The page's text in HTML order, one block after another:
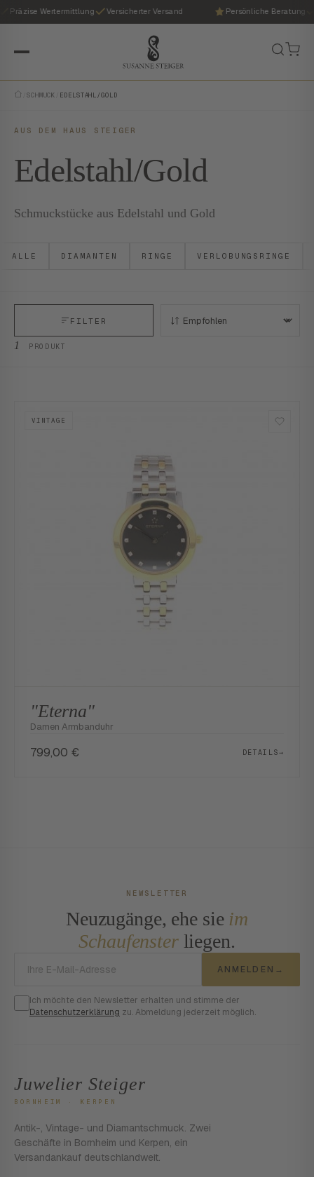
Präzise Wertermittlung Versicherter Versand Persönliche Beratung
SCHMUCK EDELSTAHL/GOLD
AUS DEM HAUS STEIGER
Edelstahl/Gold
Schmuckstücke aus Edelstahl und Gold
ALLE DIAMANTEN RINGE VERLOBUNGSRINGE
1 PRODUKT
FILTER SORTIEREN:
VINTAGE
"Eterna"
Damen Armbanduhr
799,00 € DETAILS→
NEWSLETTER
Neuzugänge, ehe sie im
Schaufensterliegen.
ANMELDEN →
Ich möchte den Newsletter erhalten und stimme der
Datenschutzerklärung zu. Abmeldung jederzeit möglich.
Juwelier Steiger
BORNHEIM · KERPEN
Antik-, Vintage- und Diamantschmuck. Zwei
Geschäfte in Bornheim und Kerpen, ein
Versandankauf deutschlandweit.